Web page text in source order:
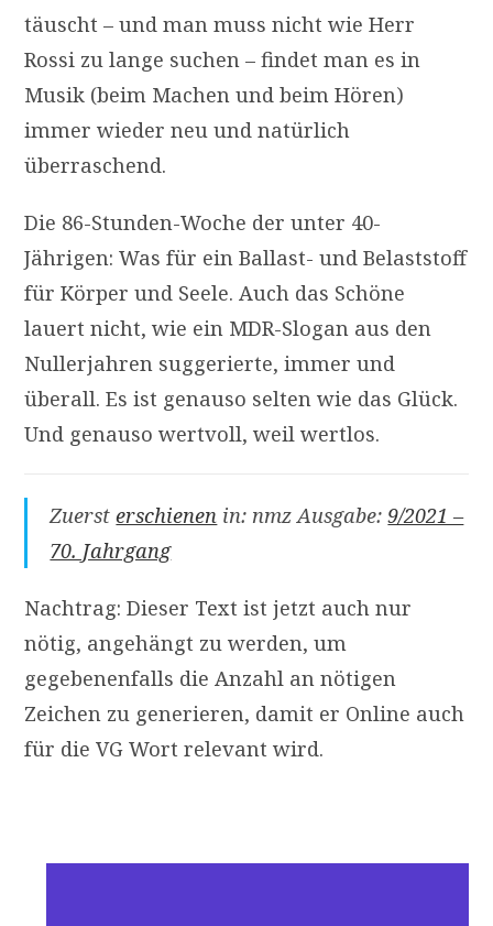
täuscht – und man muss nicht wie Herr
Rossi zu lange suchen – findet man es in
Musik (beim Machen und beim Hören)
immer wieder neu und natürlich
überraschend.
Die 86-Stunden-Woche der unter 40-
Jährigen: Was für ein Ballast- und Belaststoff
für Körper und Seele. Auch das Schöne
lauert nicht, wie ein MDR-Slogan aus den
Nullerjahren suggerierte, immer und
überall. Es ist genauso selten wie das Glück.
Und genauso wertvoll, weil wertlos.
Zuersterschienen in: nmz Ausgabe:9/2021 –
70. Jahrgang
Nachtrag: Dieser Text ist jetzt auch nur
nötig, angehängt zu werden, um
gegebenenfalls die Anzahl an nötigen
Zeichen zu generieren, damit er Online auch
für die VG Wort relevant wird.